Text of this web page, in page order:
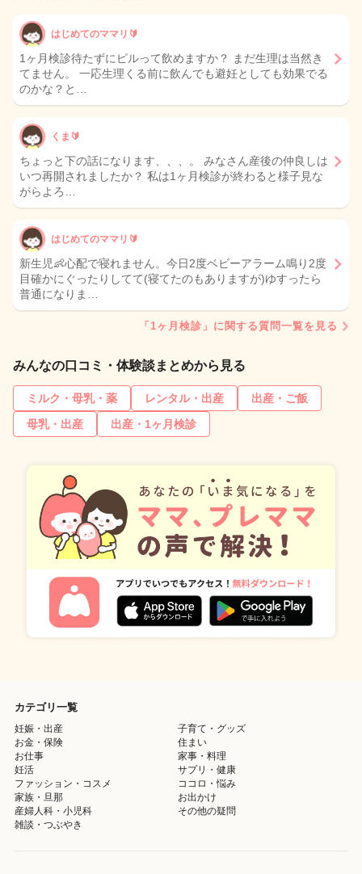
はじめてのママリ🔰
1ヶ月検診待たずにピルって飲めますか？ まだ生理は当然き
てません。 一応生理くる前に飲んでも避妊としても効果でる
のかな？と…
くま🔰
ちょっと下の話になります、、、。 みなさん産後の仲良しは
いつ再開されましたか？ 私は1ヶ月検診が終わると様子見な
がらよろ…
はじめてのママリ🔰
新生児👶心配で寝れません。今日2度ベビーアラーム鳴り2度
目確かにぐったりしてて(寝てたのもありますが)ゆすったら
普通になりま…
「1ヶ月検診」に関する質問一覧を見る
みんなの口コミ・体験談まとめから見る
ミルク・母乳・薬 レンタル・出産
出産・ご飯
母乳・出産
出産・1ヶ月検診
カテゴリ一覧
妊娠・出産
子育て・グッズ
お金・保険
住まい
お仕事
家事・料理
妊活
サプリ・健康
ファッション・コスメ
ココロ・悩み
家族・旦那
お出かけ
産婦人科・小児科
その他の疑問
雑談・つぶやき